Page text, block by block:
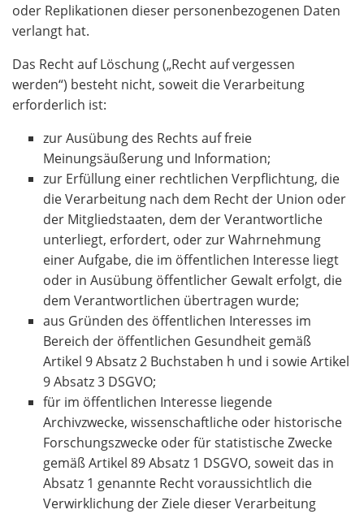
oder Replikationen dieser personenbezogenen Daten
verlangt hat.
Das Recht auf Löschung („Recht auf vergessen
werden“) besteht nicht, soweit die Verarbeitung
erforderlich ist:
zur Ausübung des Rechts auf freie
Meinungsäußerung und Information;
zur Erfüllung einer rechtlichen Verpflichtung, die
die Verarbeitung nach dem Recht der Union oder
der Mitgliedstaaten, dem der Verantwortliche
unterliegt, erfordert, oder zur Wahrnehmung
einer Aufgabe, die im öffentlichen Interesse liegt
oder in Ausübung öffentlicher Gewalt erfolgt, die
dem Verantwortlichen übertragen wurde;
aus Gründen des öffentlichen Interesses im
Bereich der öffentlichen Gesundheit gemäß
Artikel 9 Absatz 2 Buchstaben h und i sowie Artikel
9 Absatz 3 DSGVO;
für im öffentlichen Interesse liegende
Archivzwecke, wissenschaftliche oder historische
Forschungszwecke oder für statistische Zwecke
gemäß Artikel 89 Absatz 1 DSGVO, soweit das in
Absatz 1 genannte Recht voraussichtlich die
Verwirklichung der Ziele dieser Verarbeitung